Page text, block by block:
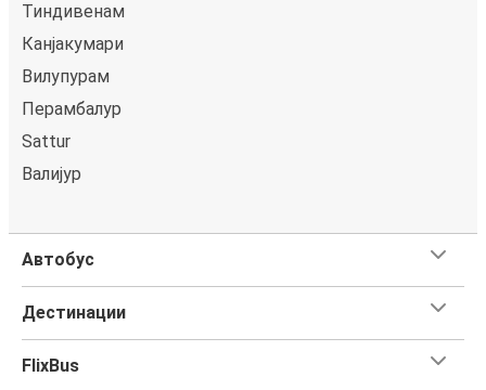
Тиндивенам
Канјакумари
Вилупурам
Перамбалур
Sattur
Валијур
Автобус
Дестинации
FlixBus